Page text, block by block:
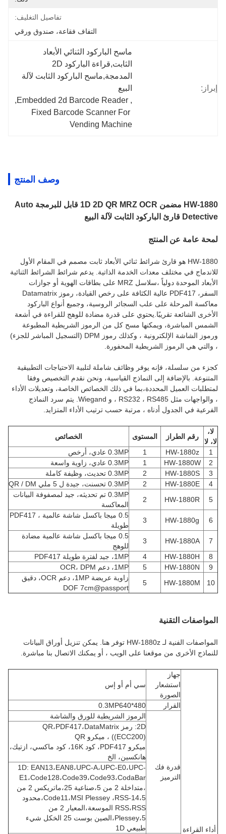
تفاصيل التغليف:
التفاف فقاعة، صندوق ورقي
إبراز:
البيع
,
Embedded 2d Barcode Reader
,
Fixed Barcode Scanner For
Vending Machine
وصف المنتج
HW-1880 مضمن 1D 2D QR MRZ OCR قابل للبرمجة Auto
Detective قارئ الباركود الثابت لآلة البيع
لمحة عامة عن المنتج
HW-1880 هو قارئ شرائط ثنائي الأبعاد ثابت مصمم في المقام الأول
للاندماج في مختلف معدات الخدمة الذاتية. يدعم شرائط الشرائط الثنائية
الأبعاد الموحدة دولياً ،سلاسل MRZ على بطاقات الهوية أو جوازات
السفر، PDF417 عالية الكثافة على رخص القيادة، رموز Datamatrix
معاكسة المرحلة على علب السجائر الروسية، وجميع أنواع الباركود
الأخرى الشائعة تقريبًا.يحتوي على قدرة مضادة للوهج للقراءة في أشعة
الشمس المباشرة، ويمكنها مسح كل من الرموز الشريطية المطبوعة
ورموز الشاشة الإلكترونية ، وكذلك رموز DPM (التسجيل المباشر للجزء)
، والتي هي الرموز الشريطية المحفورة.
كجزء من سلسلة، فإنه يوفر وظائف شاملة لتلبية الاحتياجات التطبيقية
المتنوعة. بالإضافة إلى النماذج القياسية، ونحن نقدم التخصيص وفقا
لمتطلبات العميل المحددة،بما في ذلك الخصائص الخاصة، وتعديلات الأداء
، والواجهات مثل RS232 ، RS485 ، و Wiegand. يتم سرد النماذج
الفرعية في الجدول أدناه ، مرتبة حسب ترتيب الأداء المتزايد.
لا،
لا، لا
رقم الطراز المستوى
الخصائص
1
HW-1880z
1
0.3MP عادي، أرخص
2
HW-1880W
1
0.3MP عادي، زاوية واسعة
3
HW-1880S
2
0.3MP تحديث، وظيفة كاملة
4
HW-1880E
2
0.3MP تحسنت، جيدة ل 5 ملي QR / DM
5
HW-1880R
2
0.3MP تم تحديثه، جيد لمصفوفة البيانات
المعاكسة
6
HW-1880g
3
0.5 ميجا باكسل شاشة عالمية ، PDF417
طويلة
7
HW-1880A
3
0.5 ميجا باكسل شاشة عالمية مضادة
للوهج
8
HW-1880H
4
1MP، جيد لفترة طويلة PDF417
9
HW-1880N
5
1MP، دعم OCR، DPM
10
HW-1880M
5
زاوية عريضة 1MP، دعم OCR، دقيق
DOF 7cm@passport
المواصفات التقنية
المواصفات الفنية لـ HW-1880z توفر هنا. يمكن تنزيل أوراق البيانات
للنماذج الأخرى من موقعنا على الويب ، أو يمكنك الاتصال بنا مباشرة.
أداء القراءة
جهاز
استشعار
الصورة
سي أم أو إس
القرار 0.3MP640*480
قدرة فك
الترميز
الرموز الشريطية للورق والشاشة
2D: رمز QR،PDF417،DataMatrix
((ECC200) ، ميكرو QR
ميكرو PDF417، كود 16K، كود ماكسي، ازتيك،
هانكسين، الخ
1D: EAN13،EAN8،UPC-A،UPC-E0،UPC-
E1،Code128،Code39،Code93،CodaBar
،متداخلة 2 من 5،صناعية 25،ماتريكس 2 من
5،Code11،MSI Plessey ،RSS-14،محدود
RSS،RSS الموسعة،المعيار 2 من
5،Plessey،الصين بوست 25 الخكل شيء
طبيعي 1D